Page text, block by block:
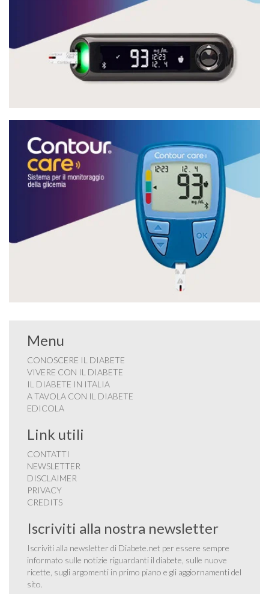
Menu
CONOSCERE IL DIABETE
VIVERE CON IL DIABETE
IL DIABETE IN ITALIA
A TAVOLA CON IL DIABETE
EDICOLA
Link utili
CONTATTI
NEWSLETTER
DISCLAIMER
PRIVACY
CREDITS
Iscriviti alla nostra newsletter
Iscriviti alla newsletter di Diabete.net per essere sempre
informato sulle notizie riguardanti il diabete, sulle nuove
ricette, sugli argomenti in primo piano e gli aggiornamenti del
sito.